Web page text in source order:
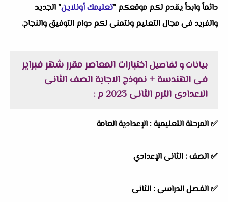
دائماً وابداً يقدم لكم موقعكم "تعليمك أونلاين" الجديد
والفريد فى مجال التعليم ونتمنى لكم دوام التوفيق والنجاح.
بيانات و تفاصيلاختبارات المعاصر مقرر شهر فبراير
فى الهندسة + نموذج الاجابة الصف الثانى
الاعدادى الترم الثانى 2023 م
:
✅ المرحلة التعليمية : الإعدادية العامة
✅ الصف : الثانى الإعدادي
✅ الفصل الدراسى : الثانى